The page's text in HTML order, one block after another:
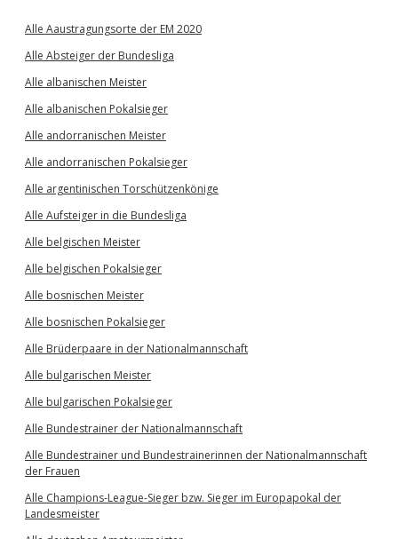
Alle Aaustragungsorte der EM 2020
Alle Absteiger der Bundesliga
Alle albanischen Meister
Alle albanischen Pokalsieger
Alle andorranischen Meister
Alle andorranischen Pokalsieger
Alle argentinischen Torschützenkönige
Alle Aufsteiger in die Bundesliga
Alle belgischen Meister
Alle belgischen Pokalsieger
Alle bosnischen Meister
Alle bosnischen Pokalsieger
Alle Brüderpaare in der Nationalmannschaft
Alle bulgarischen Meister
Alle bulgarischen Pokalsieger
Alle Bundestrainer der Nationalmannschaft
Alle Bundestrainer und Bundestrainerinnen der Nationalmannschaft
der Frauen
Alle Champions-League-Sieger bzw. Sieger im Europapokal der
Landesmeister